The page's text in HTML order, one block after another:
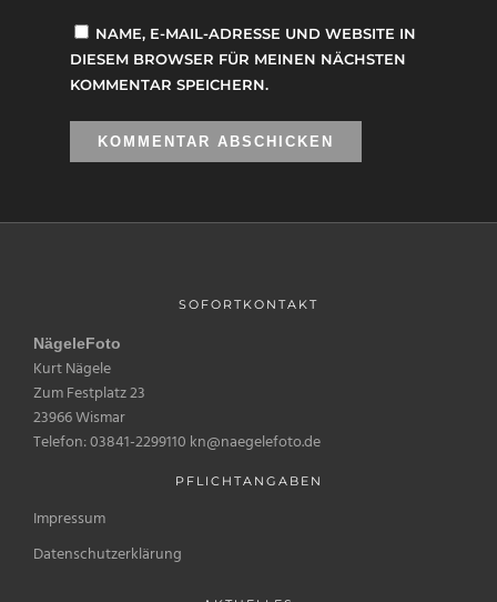
NAME, E-MAIL-ADRESSE UND WEBSITE IN
DIESEM BROWSER FÜR MEINEN NÄCHSTEN
KOMMENTAR SPEICHERN.
SOFORTKONTAKT
NägeleFoto
Kurt Nägele
Zum Festplatz 23
23966 Wismar
Telefon: 03841-2299110 kn@naegelefoto.de
PFLICHTANGABEN
Impressum
Datenschutzerklärung